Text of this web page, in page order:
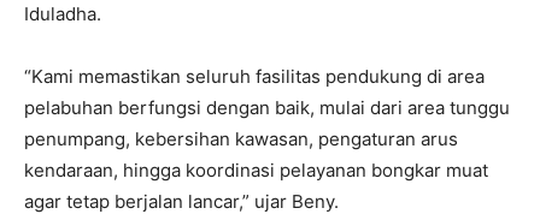
Iduladha.
“Kami memastikan seluruh fasilitas pendukung di area
pelabuhan berfungsi dengan baik, mulai dari area tunggu
penumpang, kebersihan kawasan, pengaturan arus
kendaraan, hingga koordinasi pelayanan bongkar muat
agar tetap berjalan lancar,” ujar Beny.